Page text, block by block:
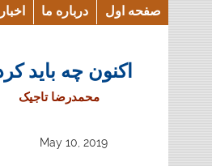
صفحه اول درباره ما اخبار
اکنون چه باید
محمدرضا تاجیک
May 10, 2019